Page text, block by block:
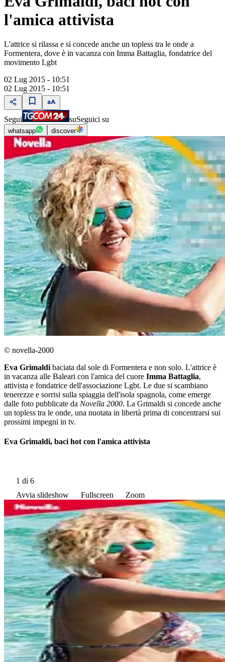
l'amica attivista
L'attrice si rilassa e si concede anche un topless tra le onde a
Formentera, dove è in vacanza con Imma Battaglia, fondatrice del
movimento Lgbt
02 Lug 2015 - 10:51
02 Lug 2015 - 10:51
Segui suSeguici su
whatsapp discover
© novella-2000
Eva Grimaldi baciata dal sole di Formentera e non solo. L'attrice è
in vacanza alle Baleari con l'amica del cuore Imma Battaglia,
attivista e fondatrice dell'associazione Lgbt. Le due si scambiano
tenerezze e sorrisi sulla spiaggia dell'isola spagnola, come emerge
dalle foto pubblicate da Novella 2000. La Grimaldi si concede anche
un topless tra le onde, una nuotata in libertà prima di concentrarsi sui
prossimi impegni in tv.
Eva Grimaldi, baci hot con l'amica attivista
1 di 6
Avvia slideshow
Fullscreen Zoom